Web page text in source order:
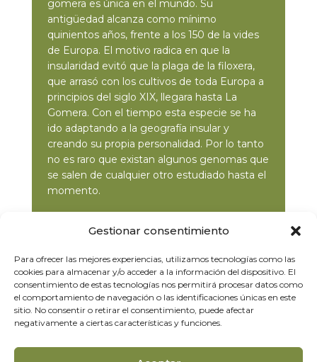
Gestionar consentimiento
Para ofrecer las mejores experiencias, utilizamos tecnologías como las
cookies para almacenar y/o acceder a la información del dispositivo. El
consentimiento de estas tecnologías nos permitirá procesar datos como
el comportamiento de navegación o las identificaciones únicas en este
sitio. No consentir o retirar el consentimiento, puede afectar
negativamente a ciertas características y funciones.
gomera es única en el mundo. Su
antigüedad alcanza como mínimo
quinientos años, frente a los 150 de la vides
de Europa. El motivo radica en que la
insularidad evitó que la plaga de la filoxera,
que arrasó con los cultivos de toda Europa a
principios del siglo XIX, llegara hasta La
Gomera. Con el tiempo esta especie se ha
ido adaptando a la geografía insular y
creando su propia personalidad. Por lo tanto
no es raro que existan algunos genomas que
se salen de cualquier otro estudiado hasta el
momento.
 www.arcanonatura.com
 @arcanonatura